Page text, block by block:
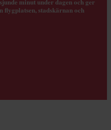
flygplatsen, stadskärnan och